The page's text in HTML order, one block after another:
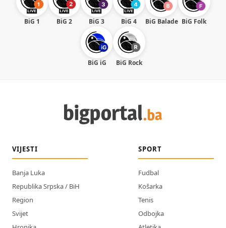
BiG 1 BiG 2 BiG 3 BiG 4 BiG Balade BiG Folk
BiG iG BiG Rock
VIJESTI
Banja Luka
Republika Srpska / BiH
Region
Svijet
SPORT
Fudbal
Košarka
Tenis
Odbojka